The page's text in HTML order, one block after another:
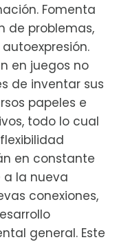
Fomenta
de problemas,
en juegos no
de inventar sus
papeles e
todo lo cual
en constante
la nueva
conexiones,
general. Este